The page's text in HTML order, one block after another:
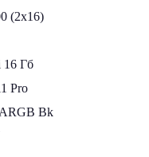
(2x16)
16 Гб
Pro
Bk